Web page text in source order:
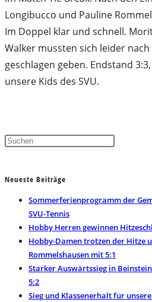
Longibucco und Pauline
Im Doppel klar und schnell.
Walker mussten sich leider
geschlagen geben. Endstand
unsere Kids des SVU.
Neueste Beiträge
Sommerferienprogramm der
SVU-Tennis
Hobby Herren gewinnen
Hobby-Damen trotzen der Hitze
Rommelshausen mit 5:1
Starker Auswärtssieg in
5:2
Sieg und Klassenerhalt für